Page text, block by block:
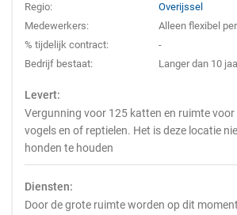
Regio:
Overijssel
Medewerkers:
Alleen flexibel
% tijdelijk contract:
-
Bedrijf bestaat:
Langer dan 10
Levert:
Vergunning voor 125 katten en ruimte voor
vogels en of reptielen. Het is deze locatie
honden te houden
Diensten:
Door de grote ruimte worden op dit